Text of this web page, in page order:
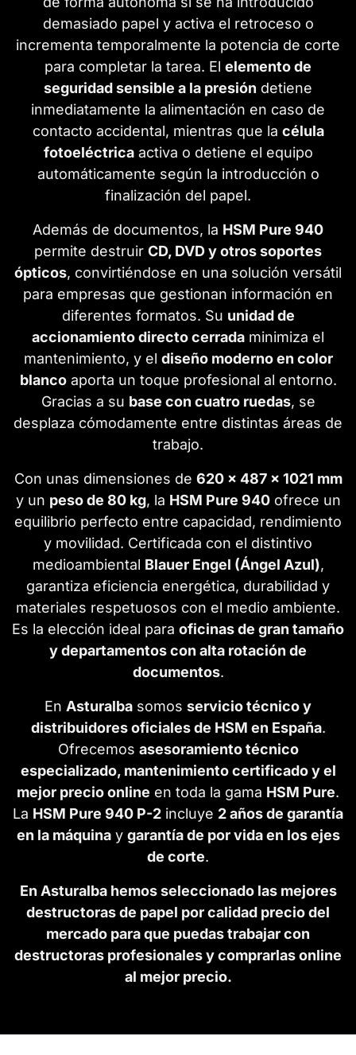
demasiado papel y activa el retroceso o
incrementa temporalmente la potencia de corte
para completar la tarea. El elemento de
seguridad sensible a la presión detiene
inmediatamente la alimentación en caso de
contacto accidental, mientras que la célula
fotoeléctricaactiva o detiene el equipo
automáticamente según la introducción o
finalización del papel.
Además de documentos, la HSM Pure 940
permite destruir CD, DVD y otros soportes
ópticos, convirtiéndose en una solución versátil
para empresas que gestionan información en
diferentes formatos. Su unidad de
accionamiento directo cerrada minimiza el
mantenimiento, y el diseño moderno en color
blancoaporta un toque profesional al entorno.
Gracias a su base con cuatro ruedas, se
desplaza cómodamente entre distintas áreas de
trabajo.
Con unas dimensiones de 620 x 487 x 1021 mm
y un peso de 80 kg, la HSM Pure 940ofrece un
equilibrio perfecto entre capacidad, rendimiento
y movilidad. Certificada con el distintivo
medioambiental Blauer Engel (Ángel Azul),
garantiza eficiencia energética, durabilidad y
materiales respetuosos con el medio ambiente.
Es la elección ideal para oficinas de gran tamaño
y departamentos con alta rotación de
documentos.
En Asturalba somos servicio técnico y
distribuidores oficiales de HSM en España.
Ofrecemos asesoramiento técnico
especializado, mantenimiento certificado y el
mejor precio online en toda la gama HSM Pure.
La HSM Pure 940 P-2 incluye 2 años de garantía
en la máquinay garantía de por vida en los ejes
de corte.
En Asturalba hemos seleccionado las mejores
destructoras de papel por calidad precio del
mercado para que puedas trabajar con
destructoras profesionales y comprarlas online
al mejor precio.